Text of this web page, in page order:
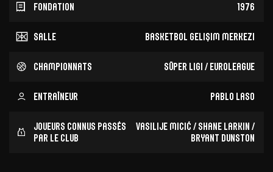
Fondation 1976
Salle Basketbol Gelişim Merkezi
Championnats Süper Ligi / EuroLeague
Entraîneur Pablo Laso
Joueurs connus passés
par le club
Vasilije Micić / Shane Larkin /
Bryant Dunston